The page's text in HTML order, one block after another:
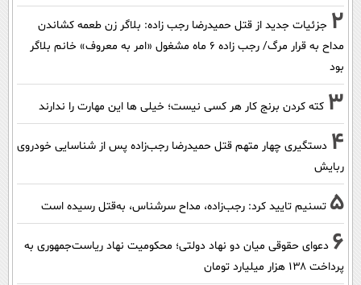
2 جزئیات جدید از قتل حمیدرضا رجب زاده: بلاگر زن طعمه کشاندن
مداح به قرار مرگ/ رجب زاده 6 ماه مشغول «امر به معروف» خانم بلاگر
بود
3 کته کردن برنج کار هر کسی نیست؛ خیلی ها این مهارت را ندارند
4 دستگیری چهار متهم قتل حمیدرضا رجب‌زاده پس از شناسایی خودروی
ربایش
5 تسنیم تایید کرد: رجب‌زاده، مداح سرشناس، به‌قتل رسیده است
6 دعوای حقوقی میان دو نهاد دولتی؛ محکومیت نهاد ریاست‌جمهوری به
پرداخت ۱۳۸ هزار میلیارد تومان